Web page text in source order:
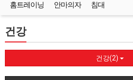
홈트레이닝 안마의자 침대
건강
건강(2)